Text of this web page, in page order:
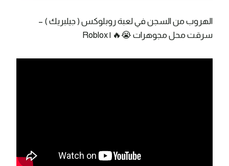
الهروب من السجن في لعبة روبلوكس ( جيلبريك ) –
سرقت محل مجوهرات 😭🔥 | Roblox